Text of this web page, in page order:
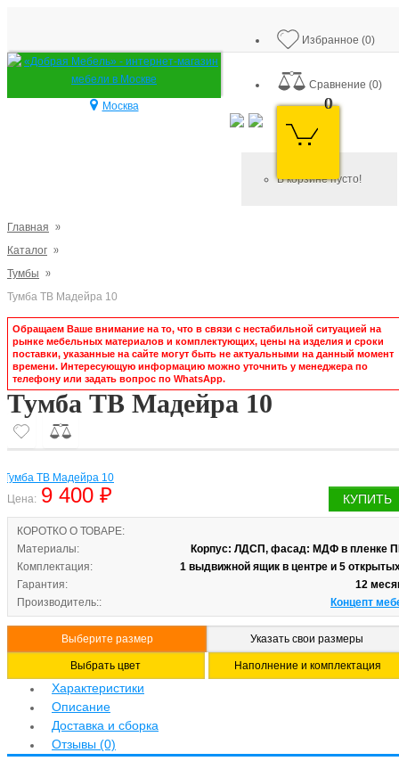
Избранное (0)
Сравнение (0)
0
В корзине пусто!
Москва
Главная
Каталог
Тумбы
Тумба ТВ Мадейра 10
Обращаем Ваше внимание на то, что в связи с нестабильной ситуацией на
рынке мебельных материалов и комплектующих, цены на изделия и сроки
поставки, указанные на сайте могут быть не актуальными на данный момент
времени. Интересующую информацию можно уточнить у менеджера по
телефону или задать вопрос по WhatsApp.
Тумба ТВ Мадейра 10
КУПИТЬ
Цена: 9 400 ₽
КОРОТКО О ТОВАРЕ:
Материалы:
Корпус: ЛДСП, фасад: МДФ в пленке
Комплектация:
1 выдвижной ящик в центре и 5
Гарантия:
12
Производитель::
Концепт
Выберите размер Указать свои размеры
Выбрать цвет Наполнение и комплектация
Характеристики
Описание
Доставка и сборка
Отзывы (0)